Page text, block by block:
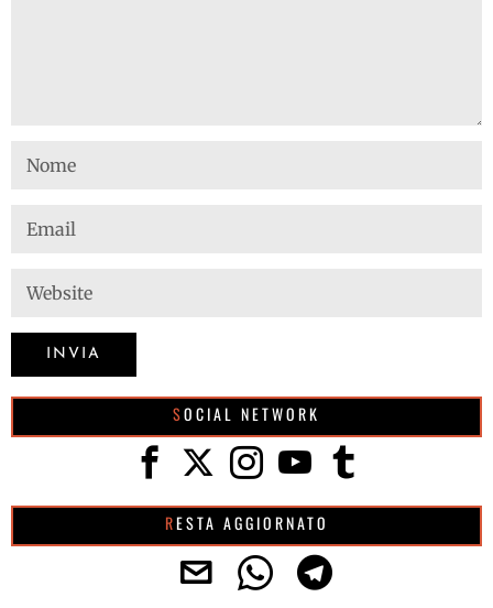
SOCIAL NETWORK
RESTA AGGIORNATO